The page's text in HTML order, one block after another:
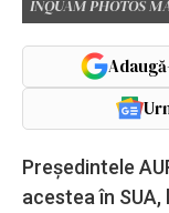
INQUAM PHOTOS
Preşedintele
acestea în